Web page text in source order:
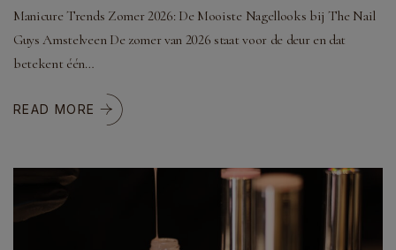
Manicure Trends Zomer 2026: De Mooiste Nagellooks bij The Nail
Guys Amstelveen De zomer van 2026 staat voor de deur en dat
betekent één…
READ MORE